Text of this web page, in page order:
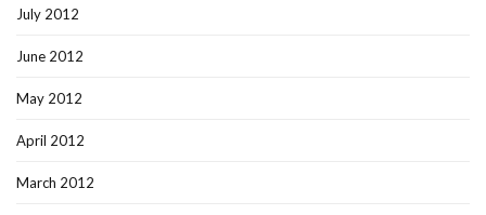
July 2012
June 2012
May 2012
April 2012
March 2012